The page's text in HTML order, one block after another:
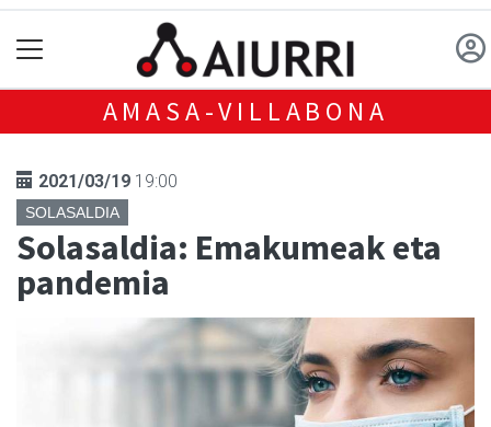
AMASA-VILLABONA
2021/03/19 19:00
SOLASALDIA
Solasaldia: Emakumeak eta
pandemia